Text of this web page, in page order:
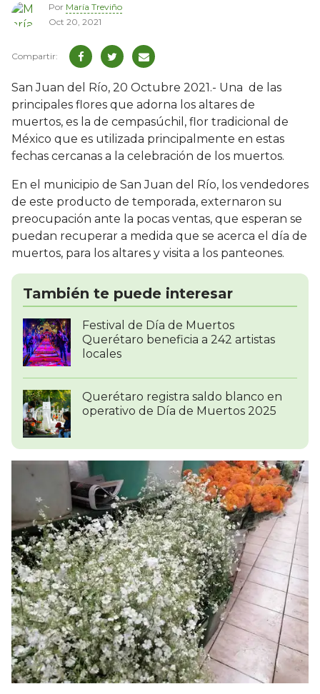
Por María Treviño
Oct 20, 2021
San Juan del Río, 20 Octubre 2021.- Una de las
principales flores que adorna los altares de
muertos, es la de cempasúchil, flor tradicional de
México que es utilizada principalmente en estas
fechas cercanas a la celebración de los muertos.
En el municipio de San Juan del Río, los vendedores
de este producto de temporada, externaron su
preocupación ante la pocas ventas, que esperan se
puedan recuperar a medida que se acerca el día de
muertos, para los altares y visita a los panteones.
También te puede interesar
Festival de Día de Muertos
Querétaro beneficia a 242 artistas
locales
Querétaro registra saldo blanco en
operativo de Día de Muertos 2025